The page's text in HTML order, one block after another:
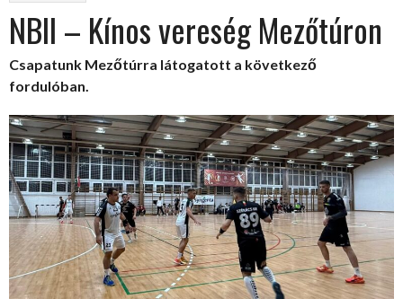
NBII – Kínos vereség Mezőtúron
Csapatunk Mezőtúrra látogatott a következő
fordulóban.